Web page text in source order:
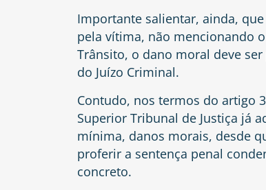
Importante salientar, ainda,
pela vítima, não mencionando
Trânsito, o dano moral deve
do Juízo Criminal.
Contudo, nos termos do artigo
Superior Tribunal de Justiça já
mínima, danos morais, desde
proferir a sentença penal
concreto.